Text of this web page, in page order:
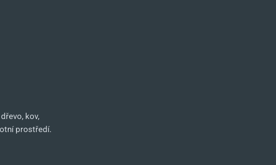
kov,
prostředí.